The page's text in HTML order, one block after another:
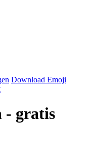
Download Emoji
- gratis